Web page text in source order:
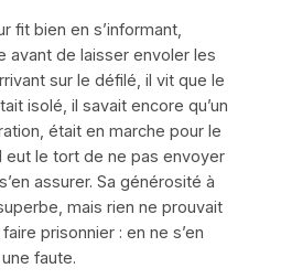
fit bien en s’informant,
avant de laisser envoler les
sur le défilé, il vit que le
isolé, il savait encore qu’un
était en marche pour le
eut le tort de ne pas envoyer
assurer. Sa générosité à
mais rien ne prouvait
prisonnier : en ne s’en
faute.